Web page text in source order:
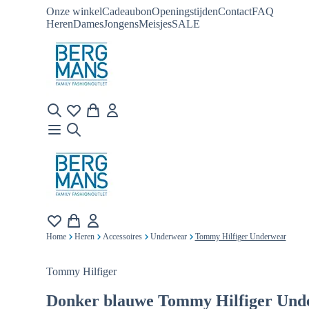
Onze winkelCadeaubonOpeningstijdenContactFAQ
HerenDamesJongensMeisjesSALE
Home Heren Accessoires Underwear Tommy Hilfiger Underwear
Tommy Hilfiger
Donker blauwe Tommy Hilfiger